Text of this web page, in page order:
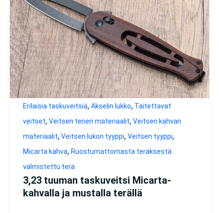
Erilaisia taskuveitsiä, Akselin lukko, Taitettavat
veitset, Veitsen terien materiaalit, Veitsen kahvan
materiaalit, Veitsen lukon tyyppi, Veitsen tyyppi,
Micarta kahva, Ruostumattomasta teräksestä
valmistettu terä
3,23 tuuman taskuveitsi Micarta-
kahvalla ja mustalla terällä